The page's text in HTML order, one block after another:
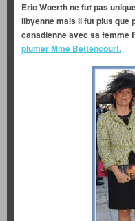
Eric Woerth ne fut pas
libyenne mais il fut plus
canadienne avec sa femme
plumer Mme Bettencourt.